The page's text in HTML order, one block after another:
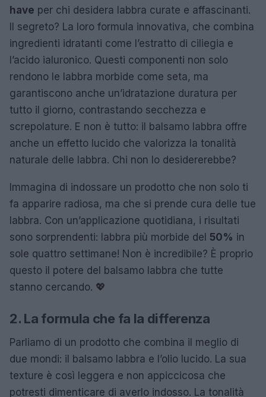
have per chi desidera labbra curate e affascinanti.
Il segreto? La loro formula innovativa, che combina
ingredienti idratanti come l’estratto di ciliegia e
l’acido ialuronico. Questi componenti non solo
rendono le labbra morbide come seta, ma
garantiscono anche un’idratazione duratura per
tutto il giorno, contrastando secchezza e
screpolature. E non è tutto: il balsamo labbra offre
anche un effetto lucido che valorizza la tonalità
naturale delle labbra. Chi non lo desidererebbe?
Immagina di indossare un prodotto che non solo ti
fa apparire radiosa, ma che si prende cura delle tue
labbra. Con un’applicazione quotidiana, i risultati
sono sorprendenti: labbra più morbide del 50% in
sole quattro settimane! Non è incredibile? È proprio
questo il potere del balsamo labbra che tutte
stanno cercando. 💖
2. La formula che fa la differenza
Parliamo di un prodotto che combina il meglio di
due mondi: il balsamo labbra e l’olio lucido. La sua
texture è così leggera e non appiccicosa che
potresti dimenticare di averlo indosso. La tonalità